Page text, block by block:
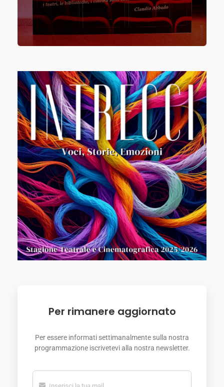
Per rimanere aggiornato
Per essere informati settimanalmente sulla nostra
programmazione iscrivetevi alla nostra newsletter.